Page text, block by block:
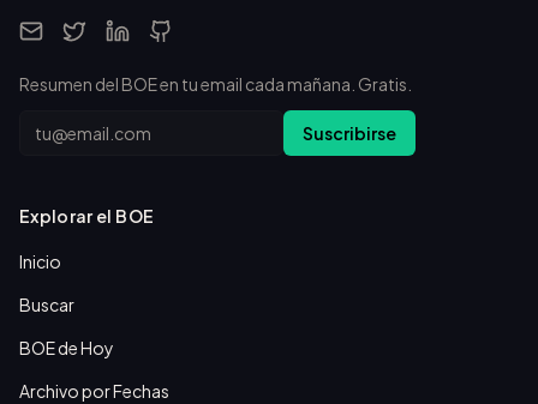
Resumen del BOE en tu email cada mañana. Gratis.
Email Suscribirse
Explorar el BOE
Inicio
Buscar
BOE de Hoy
Archivo por Fechas